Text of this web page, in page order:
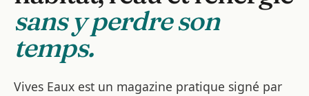
sans y perdre son
temps.
Vives Eaux est un magazine pratique signé par